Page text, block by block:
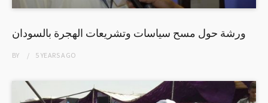
ورشة حول مسح سياسات وتشريعات الهجرة بالسودان
BY 5 YEARSAGO